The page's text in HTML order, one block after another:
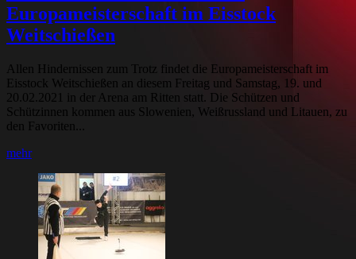
Europameisterschaft im Eisstock
Weitschießen
Allen Hindernissen zum Trotz findet die Europameisterschaft im
Eisstock Weitschießen an diesem Freitag und Samstag, 19. und
20.02.2021 in der Arena am Ritten statt. Die Schützen und
Schützinnen kommen aus Slowenien, Weißrussland und Litauen, zu
den Favoriten...
mehr